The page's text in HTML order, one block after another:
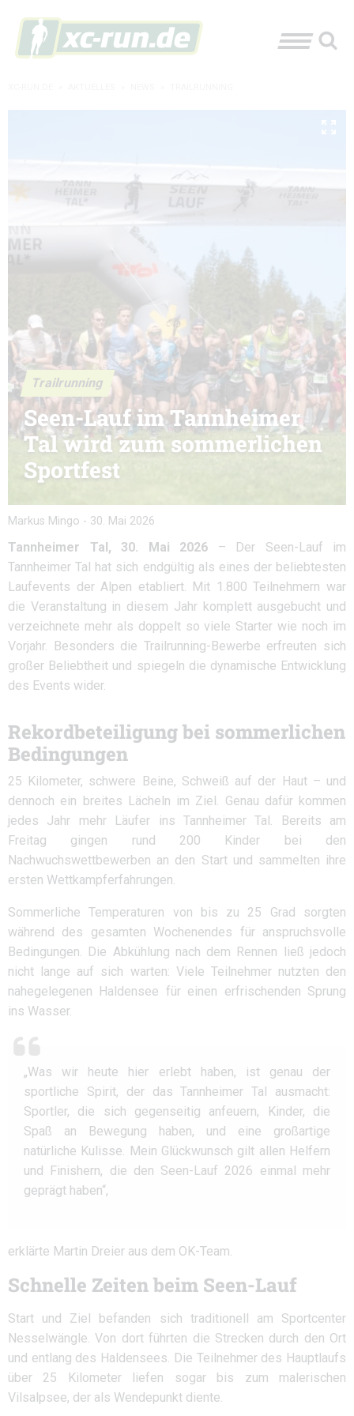
Trailrunning
Seen-Lauf im Tannheimer
Tal wird zum sommerlichen
Sportfest
Markus Mingo - 30. Mai 2026
Tannheimer Tal, 30. Mai 2026 – Der Seen-Lauf im
Tannheimer Tal hat sich endgültig als eines der beliebtesten
Laufevents der Alpen etabliert. Mit 1.800 Teilnehmern war
die Veranstaltung in diesem Jahr komplett ausgebucht und
verzeichnete mehr als doppelt so viele Starter wie noch im
Vorjahr. Besonders die Trailrunning-Bewerbe erfreuten sich
großer Beliebtheit und spiegeln die dynamische Entwicklung
des Events wider.
Rekordbeteiligung bei sommerlichen
Bedingungen
25 Kilometer, schwere Beine, Schweiß auf der Haut – und
dennoch ein breites Lächeln im Ziel. Genau dafür kommen
jedes Jahr mehr Läufer ins Tannheimer Tal. Bereits am
Freitag gingen rund 200 Kinder bei den
Nachwuchswettbewerben an den Start und sammelten ihre
ersten Wettkampferfahrungen.
Sommerliche Temperaturen von bis zu 25 Grad sorgten
während des gesamten Wochenendes für anspruchsvolle
Bedingungen. Die Abkühlung nach dem Rennen ließ jedoch
nicht lange auf sich warten: Viele Teilnehmer nutzten den
nahegelegenen Haldensee für einen erfrischenden Sprung
ins Wasser.
„Was wir heute hier erlebt haben, ist genau der
sportliche Spirit, der das Tannheimer Tal ausmacht:
Sportler, die sich gegenseitig anfeuern, Kinder, die
Spaß an Bewegung haben, und eine großartige
natürliche Kulisse. Mein Glückwunsch gilt allen Helfern
und Finishern, die den Seen-Lauf 2026 einmal mehr
geprägt haben“,
erklärte Martin Dreier aus dem OK-Team.
Schnelle Zeiten beim Seen-Lauf
Start und Ziel befanden sich traditionell am Sportcenter
Nesselwängle. Von dort führten die Strecken durch den Ort
und entlang des Haldensees. Die Teilnehmer des Hauptlaufs
über 25 Kilometer liefen sogar bis zum malerischen
Vilsalpsee, der als Wendepunkt diente.